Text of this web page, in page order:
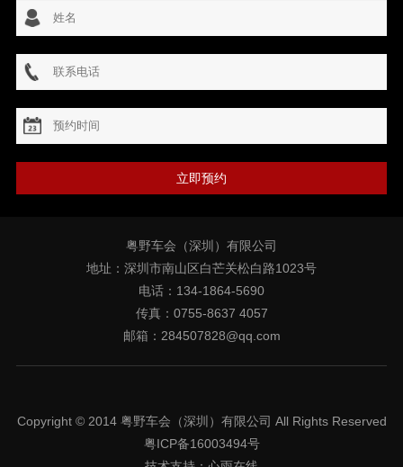
立即预约
粤野车会（深圳）有限公司
地址：深圳市南山区白芒关松白路1023号
电话：134-1864-5690
传真：0755-8637 4057
邮箱：284507828@qq.com
Copyright © 2014 粤野车会（深圳）有限公司 All Rights Reserved
粤ICP备16003494号